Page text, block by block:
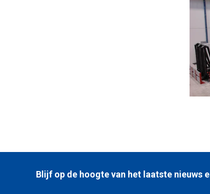
Blijf op de hoogte van het laatste nieuws